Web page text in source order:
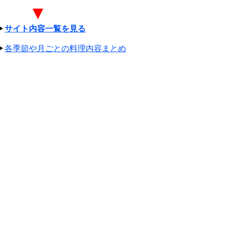
▼
サイト内容一覧を見る
各季節や月ごとの料理内容まとめ